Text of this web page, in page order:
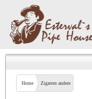
Home Zigarren andere